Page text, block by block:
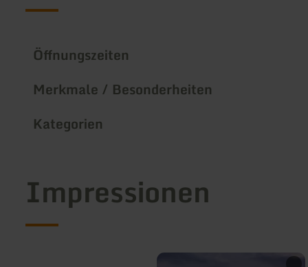
Öffnungszeiten
Merkmale / Besonderheiten
Kategorien
Impressionen